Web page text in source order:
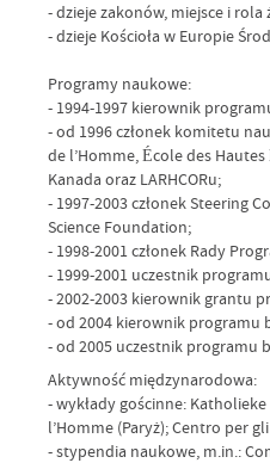
- dzieje zakonów, miejsce i
- dzieje Kościoła w Europie
Programy naukowe:
- 1994-1997 kierownik
- od 1996 członek komitetu
de l’Homme, École des
Kanada oraz LARHCORu;
- 1997-2003 członek
Science Foundation;
- 1998-2001 członek Rady
- 1999-2001 uczestnik
- 2002-2003 kierownik grantu
- od 2004 kierownik programu
- od 2005 uczestnik programu
Aktywność międzynarodowa:
- wykłady gościnne:
l’Homme (Paryż); Centro per
- stypendia naukowe, m.in.: